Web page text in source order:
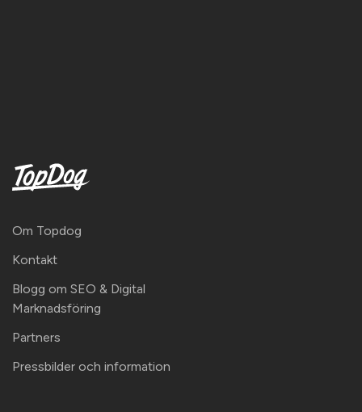
Om Topdog
Kontakt
Blogg om SEO & Digital
Marknadsföring
Partners
Pressbilder och information